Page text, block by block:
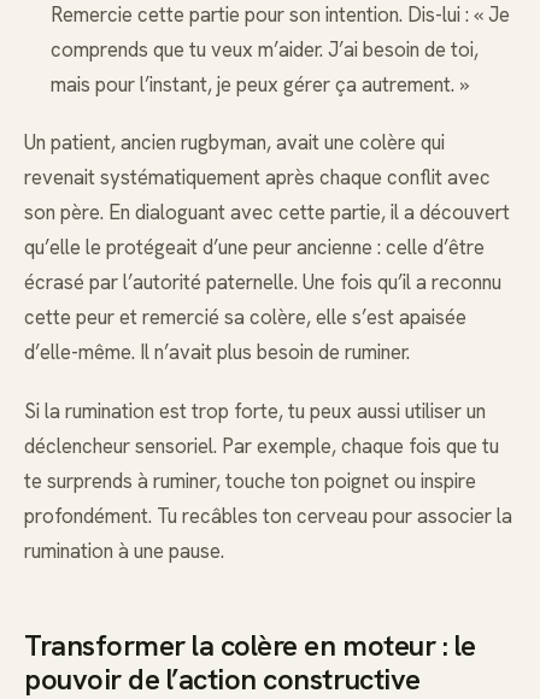
Remercie cette partie pour son intention. Dis-lui : « Je
comprends que tu veux m’aider. J’ai besoin de toi,
mais pour l’instant, je peux gérer ça autrement. »
Un patient, ancien rugbyman, avait une colère qui
revenait systématiquement après chaque conflit avec
son père. En dialoguant avec cette partie, il a découvert
qu’elle le protégeait d’une peur ancienne : celle d’être
écrasé par l’autorité paternelle. Une fois qu’il a reconnu
cette peur et remercié sa colère, elle s’est apaisée
d’elle-même. Il n’avait plus besoin de ruminer.
Si la rumination est trop forte, tu peux aussi utiliser un
déclencheur sensoriel. Par exemple, chaque fois que tu
te surprends à ruminer, touche ton poignet ou inspire
profondément. Tu recâbles ton cerveau pour associer la
rumination à une pause.
Transformer la colère en moteur : le
pouvoir de l’action constructive